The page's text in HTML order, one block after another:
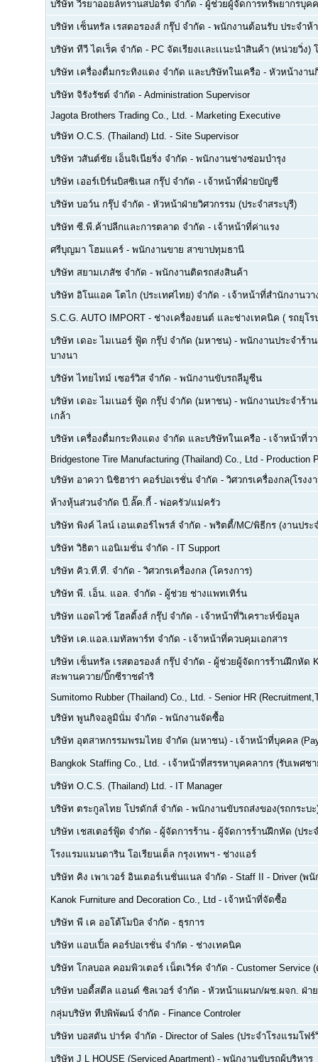
บริษัท วีรยาออยล์ทรานสปอร์ต จำกัด - ผู้ช่วยผู้จัดการทรัพยากรบุค
บริษัท เซ็นทรัล เรสตอรองส์ กรุ๊ป จำกัด - พนักงานต้อนรับ ประจำห้
บริษัท ทีวี ไดเร็ค จำกัด - PC จัดเรียงเเละเเนะนำสินค้า (หน่วยวิ่ง
บริษัท เครื่องดื่มกระทิงแดง จำกัด และบริษัทในเครือ - หัวหน้างาน
บริษัท จิรังรัชต์ จำกัด - Administration Supervisor
Jagota Brothers Trading Co., Ltd. - Marketing Executive
บริษัท O.C.S. (Thailand) Ltd. - Site Supervisor
บริษัท วสันต์ชัย เอ็นจิเนียริ่ง จำกัด - พนักงานช่างซ่อมบำรุง
บริษัท เออร์เบิร์นบิสซิเนส กรุ๊ป จำกัด - เจ้าหน้าที่ฝ่ายบัญชี
บริษัท บอว์น กรุ๊ป จำกัด - หัวหน้าฝ่ายวิศวกรรม (ประจำสระบุรี)
บริษัท ซี.พี.ค้าปลีกและการตลาด จำกัด - เจ้าหน้าที่ค่าแรง
ศรีบุญมา โฮมแคร์ - พนักงานขาย สาขาปทุมธานี
บริษัท สยามเภสัช จำกัด - พนักงานติดรถส่งสินค้า
บริษัท อิโนแอค โตไก (ประเทศไทย) จำกัด - เจ้าหน้าที่สำนักงานวา
S.C.G. AUTO IMPORT - ช่างเครื่องยนต์ และช่างเทคนิค ( รถยุโ
บริษัท เดอะ ไมเนอร์ ฟู้ด กรุ๊ป จำกัด (มหาชน) - พนักงานประจำร้า
บางนา
บริษัท ไทยไทม์ เซอร์วิส จำกัด - พนักงานขับรถลีมูซีน
บริษัท เดอะ ไมเนอร์ ฟู้ด กรุ๊ป จำกัด (มหาชน) - พนักงานประจำร้า
เกล้า
บริษัท เครื่องดื่มกระทิงแดง จำกัด และบริษัทในเครือ - เจ้าหน้าที่ว
Bridgestone Tire Manufacturing (Thailand) Co., Ltd - Production
บริษัท อาควา นิชิฮาร่า คอร์ปอเรชั่น จำกัด - วิศวกรเครื่องกล(โรงง
ห้างหุ้นส่วนจำกัด บี.ลั๊ค.กี้ - พ่อครัว/แม่ครัว
บริษัท พิงค์ ไลน์ เอนเตอร์ไพรส์ จำกัด - พริตตี้/MC/พิธีกร (งานประ
บริษัท วิธิตา แอนิเมชั่น จำกัด - IT Support
บริษัท คิว.ที.ที. จำกัด - วิศวกรเครื่องกล (โครงการ)
บริษัท พี. เอ็น. แอล. จำกัด - ผู้ช่วย ช่างแพทเทิร์น
บริษัท แอดไวซ์ โฮลดิ้งส์ กรุ๊ป จำกัด - เจ้าหน้าที่วิเคราะห์ข้อมูล
บริษัท เค.แอล.เมทัลพาร์ท จำกัด - เจ้าหน้าที่ควบคุมเอกสาร
บริษัท เซ็นทรัล เรสตอรองส์ กรุ๊ป จำกัด - ผู้ช่วยผู้จัดการร้านฝึกหัด
สะพานควาย/บิ๊กซีราชดำริ
Sumitomo Rubber (Thailand) Co., Ltd. - Senior HR
บริษัท พูนกิจอลูมินั่ม จำกัด - พนักงานจัดซื้อ
บริษัท อุตสาหกรรมพรมไทย จำกัด (มหาชน) - เจ้าหน้าที่บุคคล
Bangkok Staffing Co., Ltd. - เจ้าหน้าที่สรรหาบุคคลากร (รับเพศช
บริษัท O.C.S. (Thailand) Ltd. - IT Manager
บริษัท ตระกูลไทย โปรดักส์ จำกัด - พนักงานขับรถส่งของ(รถกระบะ
บริษัท เชสเตอร์ฟู้ด จำกัด - ผู้จัดการร้าน - ผู้จัดการร้านฝึกหัด (ประ
โรงแรมแมนดาริน โอเรียนเต็ล กรุงเทพฯ - ช่างแอร์
บริษัท คิง เพาเวอร์ อินเตอร์เนชั่นแนล จำกัด - Staff II - Driver (พ
Kanok Furniture and Decoration Co., Ltd - เจ้าหน้าที่จัดซื้อ
บริษัท พี เค ออโต้โมบิล จำกัด - ธุรการ
บริษัท แอบเปิ้ล คอร์ปอเรชั่น จำกัด - ช่างเทคนิค
บริษัท โกลบอล คอมพิวเตอร์ เน็ตเวิร์ค จำกัด - Customer Service
บริษัท บอดี้สตีล แอนด์ ซิลเวอร์ จำกัด - หัวหน้าแผนก/ผช.ผจก. ฝ่า
กลุ่มบริษัท ทีปพิพัฒน์ จำกัด - Finance Controler
บริษัท บอสตัน ปาร์ค จำกัด - Director of Sales (ประจำโรงแรมโ
บริษัท J L HOUSE (Serviced Apartment) - พนักงานขับรถผู้บริหาร